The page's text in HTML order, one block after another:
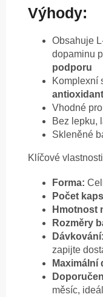
Výhody:
Obsahuje
dopaminu
podporu
Komplexní
Vhodné
Bez lepku,
Skleněné
Klíčové
Forma:
Počet
Hmotnost
Rozměry
Dávkování:
zapijte
Maximální
měsíc,